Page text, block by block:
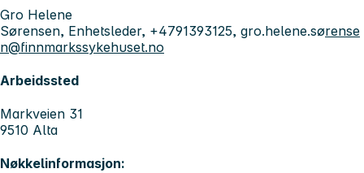
Gro Helene
Sørensen, Enhetsleder, +4791393125, gro.helene.sørense
n@finnmarkssykehuset.no
Arbeidssted
Markveien 31
9510 Alta
Nøkkelinformasjon: